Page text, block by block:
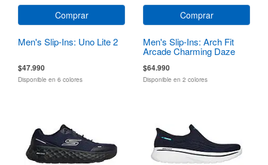
Comprar
Men's Slip-Ins: Uno Lite 2
$47.990
Disponible en 6 colores
Comprar
Men's Slip-Ins: Arch Fit
Arcade Charming Daze
$64.990
Disponible en 2 colores